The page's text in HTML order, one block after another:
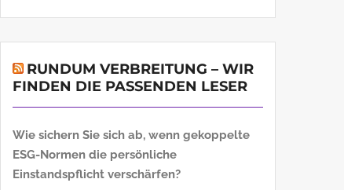
RUNDUM VERBREITUNG – WIR
FINDEN DIE PASSENDEN LESER
Wie sichern Sie sich ab, wenn gekoppelte
ESG-Normen die persönliche
Einstandspflicht verschärfen?